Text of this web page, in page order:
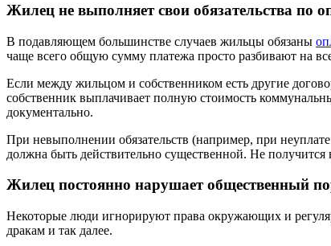
Жилец не выполняет свои обязательства по
В подавляющем большинстве случаев жильцы обязаны
чаще всего общую сумму платежа просто разбивают на
Если между жильцом и собственником есть другие
собственник выплачивает полную стоимость
документально.
При невыполнении обязательств (например, при
должна быть действительно существенной. Не получится
Жилец постоянно нарушает общественный
Некоторые люди игнорируют права окружающих и
дракам и так далее.